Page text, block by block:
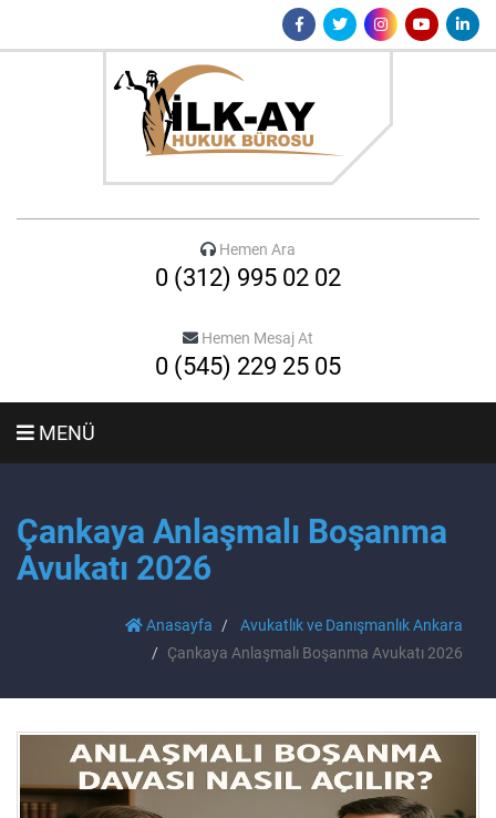
Hemen Ara
0 (312) 995 02 02
Hemen Mesaj At
0 (545) 229 25 05
MENÜ
Çankaya Anlaşmalı Boşanma
Avukatı 2026
Anasayfa
Avukatlık ve Danışmanlık Ankara
Çankaya Anlaşmalı Boşanma Avukatı 2026